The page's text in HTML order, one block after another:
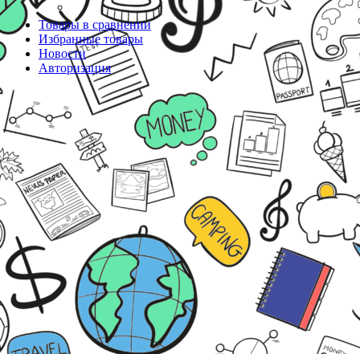
Товары в сравнении
Избранные товары
Новости
Авторизация